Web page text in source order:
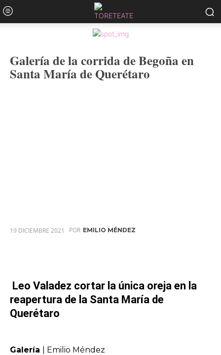
Galería de la corrida de Begoña en
Santa María de Querétaro
19 DICIEMBRE 2021 POR EMILIO MÉNDEZ
Leo Valadez cortar la única oreja en la
reapertura de la Santa María de
Querétaro
Galería | Emilio Méndez